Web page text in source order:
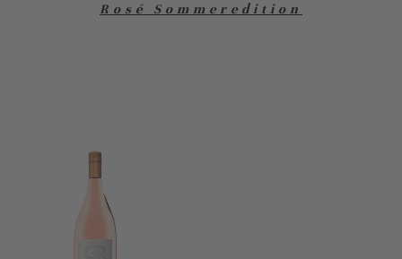
Rosé Sommeredition